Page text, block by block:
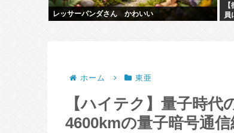
レッサーパンダさん かわいい
員
ホーム 東亜
【ハイテク】量子時
4600kmの量子暗号通信